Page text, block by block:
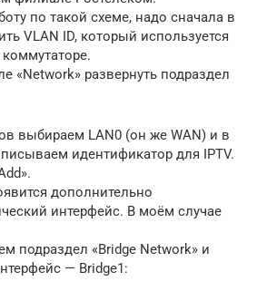
по такой схеме, надо сначала в
VLAN ID, который используется
«Network» развернуть подраздел
выбираем LAN0 (он же WAN) и в
идентификатор для IPTV.
дополнительно
интерфейс. В моём случае
подраздел «Bridge Network» и
— Bridge1: